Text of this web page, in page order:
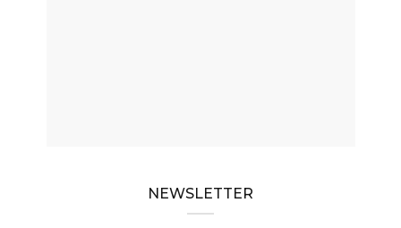
NEWSLETTER